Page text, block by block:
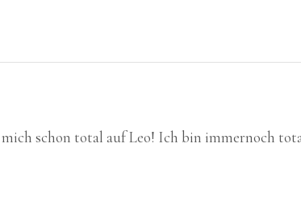
schon total auf Leo! Ich bin immernoch